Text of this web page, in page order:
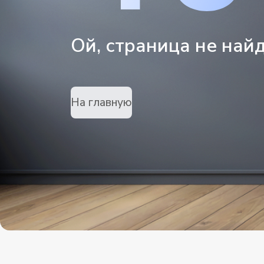
Ой, страница не
На главную